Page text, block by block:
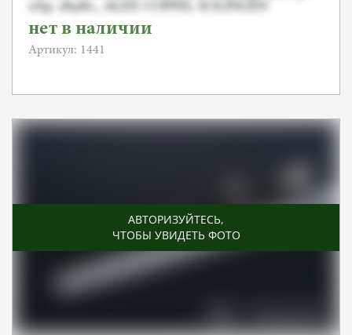
обр. 1898г,, ALEX COPPEL SOLINGEN
нет в наличии
Артикул: 1441
АВТОРИЗУЙТЕСЬ,
ЧТОБЫ УВИДЕТЬ ФОТО